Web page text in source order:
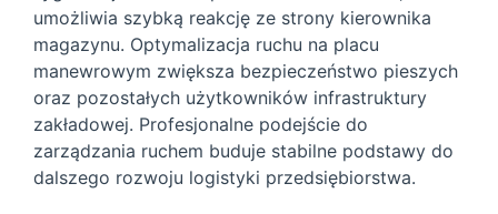
umożliwia szybką reakcję ze strony kierownika
magazynu. Optymalizacja ruchu na placu
manewrowym zwiększa bezpieczeństwo pieszych
oraz pozostałych użytkowników infrastruktury
zakładowej. Profesjonalne podejście do
zarządzania ruchem buduje stabilne podstawy do
dalszego rozwoju logistyki przedsiębiorstwa.